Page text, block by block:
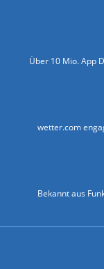
Über 10 Mio. App
wetter.com
Bekannt aus